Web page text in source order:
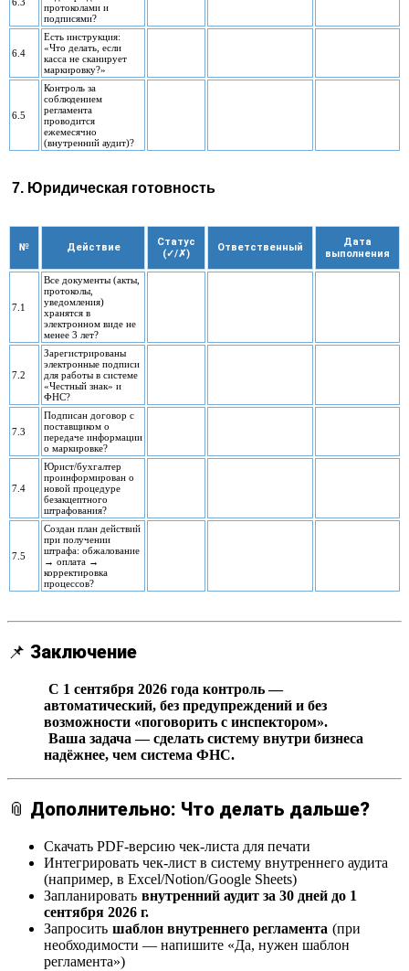
протоколами и
подписями?
6.4
Есть инструкция:
«Что делать, если
касса не сканирует
маркировку?»
6.5
Контроль за
соблюдением
регламента
проводится
ежемесячно
(внутренний аудит)?
7. Юридическая готовность
№ Действие
Статус
(✓/✗)
Ответственный
Дата
выполнения
7.1
Все документы (акты,
протоколы,
уведомления)
хранятся в
электронном виде не
менее 3 лет?
7.2
Зарегистрированы
электронные подписи
для работы в системе
«Честный знак» и
ФНС?
7.3
Подписан договор с
поставщиком о
передаче информации
о маркировке?
7.4
Юрист/бухгалтер
проинформирован о
новой процедуре
безакцептного
штрафования?
7.5
Создан план действий
при получении
штрафа: обжалование
→ оплата →
корректировка
процессов?
📌 Заключение
С 1 сентября 2026 года контроль —
автоматический, без предупреждений и без
возможности «поговорить с инспектором».
Ваша задача — сделать систему внутри бизнеса
надёжнее, чем система ФНС.
📎 Дополнительно: Что делать дальше?
Скачать PDF-версию чек-листа для печати
Интегрировать чек-лист в систему внутреннего аудита
(например, в Excel/Notion/Google Sheets)
Запланировать внутренний аудит за 30 дней до 1
сентября 2026 г.
Запросить шаблон внутреннего регламента (при
необходимости — напишите «Да, нужен шаблон
регламента»)